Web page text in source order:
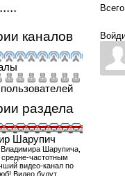
каналов
раздела
Шарупич
Шарупича,
частотным
видео-канал по
Видео будут